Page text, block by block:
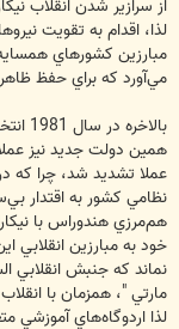
از سرازير شدن انقلاب
لذا، اقدام به تقويت
مبارزين كشورهاي
مي‌آورد كه براي حفظ
همين دولت جديد نيز
عملا تشديد شد، چرا كه
نظامي كشور به اقتدار
هم‌مرزي هندوراس با
خود به مبارزين انقلابي
نماند كه جنبش انقلابي
مارتي "، همزمان با
لذا اردوگاه‌هاي آموزشي